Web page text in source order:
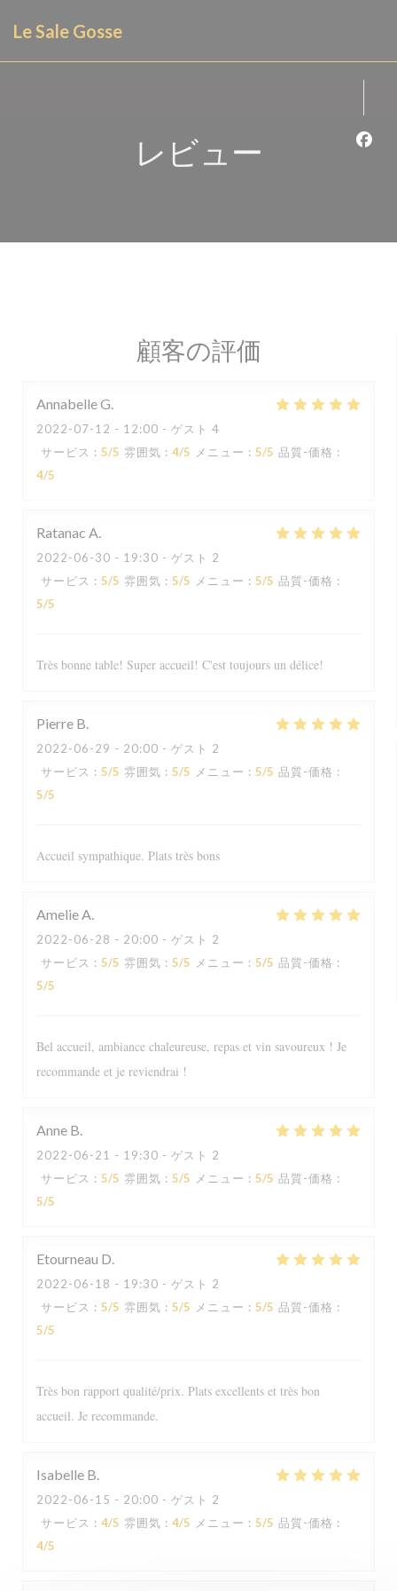
Le Sale Gosse
レビュー
顧客の評価
AnnabelleG
2022-07-12 - 12:00 - ゲスト 4
サービス : 5/5 雰囲気 : 4/5 メニュー : 5/5 品質-価格 :
4/5
Ratanac A
2022-06-30 - 19:30 - ゲスト 2
サービス : 5/5 雰囲気 : 5/5 メニュー : 5/5 品質-価格 :
5/5
Très bonne table! Super accueil! C'est toujours un délice!
Pierre B
2022-06-29 - 20:00 - ゲスト 2
サービス : 5/5 雰囲気 : 5/5 メニュー : 5/5 品質-価格 :
5/5
Accueil sympathique. Plats très bons
AmelieA
2022-06-28 - 20:00 - ゲスト 2
サービス : 5/5 雰囲気 : 5/5 メニュー : 5/5 品質-価格 :
5/5
Bel accueil, ambiance chaleureuse, repas et vin savoureux ! Je
recommande et je reviendrai !
Anne B
2022-06-21 - 19:30 - ゲスト 2
サービス : 5/5 雰囲気 : 5/5 メニュー : 5/5 品質-価格 :
5/5
Etourneau D
2022-06-18 - 19:30 - ゲスト 2
サービス : 5/5 雰囲気 : 5/5 メニュー : 5/5 品質-価格 :
5/5
Très bon rapport qualité/prix. Plats excellents et très bon
accueil. Je recommande.
Isabelle B
2022-06-15 - 20:00 - ゲスト 2
サービス : 4/5 雰囲気 : 4/5 メニュー : 5/5 品質-価格 :
4/5
Le Sale Gosse